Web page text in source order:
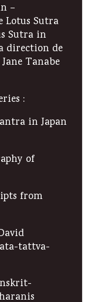
–
Lotus Sutra
Sutra in
direction de
Tanabe
:
in Japan
of
from
tattva-